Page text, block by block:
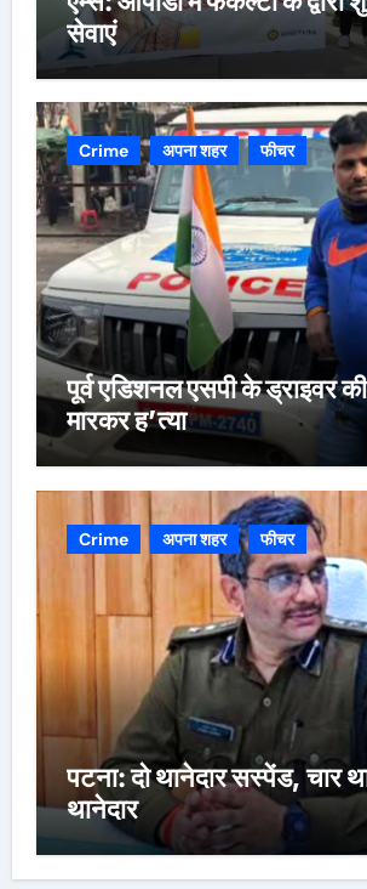
सेवाएं
Crime अपना शहर फीचर
पूर्व एडिशनल एसपी के ड्राइवर की
मारकर ह’त्या
Crime अपना शहर फीचर
पटना: दो थानेदार सस्पेंड, चार
थानेदार